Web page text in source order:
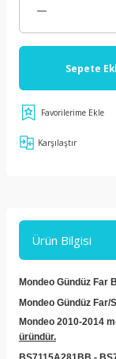
Sepete
Karşılaştır
Ürün Bilgisi
Mondeo Gündüz Far
Mondeo Gündüz
Mondeo 2010-2014
üründür.